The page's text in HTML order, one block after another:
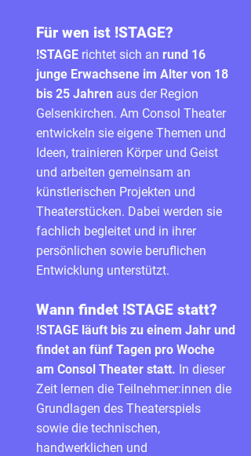
Für wen ist !STAGE?
!STAGE richtet sich an rund 16
junge Erwachsene im Alter von 18
bis 25 Jahren aus der Region
Gelsenkirchen. Am Consol Theater
entwickeln sie eigene Themen und
Ideen, trainieren Körper und Geist
und arbeiten gemeinsam an
künstlerischen Projekten und
Theaterstücken. Dabei werden sie
fachlich begleitet und in ihrer
persönlichen sowie beruflichen
Entwicklung unterstützt.
Wann findet !STAGE statt?
!STAGE läuft bis zu einem Jahr und
findet an fünf Tagen pro Woche
am Consol Theater statt. In dieser
Zeit lernen die Teilnehmer:innen die
Grundlagen des Theaterspiels
sowie die technischen,
handwerklichen und